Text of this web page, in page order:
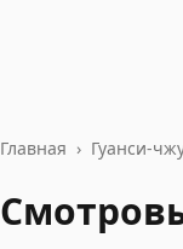
Главная › Гуанси-